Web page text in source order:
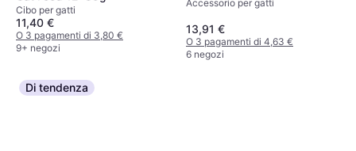
Cibo per gatti
11,40 €
O 3 pagamenti di 3,80 €
9+ negozi
Accessorio per gatti
13,91 €
O 3 pagamenti di 4,63 €
6 negozi
Di tendenza